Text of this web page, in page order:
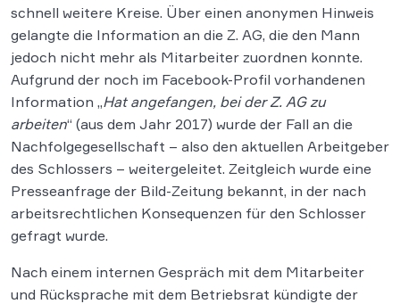
schnell weitere Kreise. Über einen anonymen Hinweis
gelangte die Information an die Z. AG, die den Mann
jedoch nicht mehr als Mitarbeiter zuordnen konnte.
Aufgrund der noch im Facebook-Profil vorhandenen
Information „Hat angefangen, bei der Z. AG zu
arbeiten“ (aus dem Jahr 2017) wurde der Fall an die
Nachfolgegesellschaft – also den aktuellen Arbeitgeber
des Schlossers – weitergeleitet. Zeitgleich wurde eine
Presseanfrage der Bild-Zeitung bekannt, in der nach
arbeitsrechtlichen Konsequenzen für den Schlosser
gefragt wurde.
Nach einem internen Gespräch mit dem Mitarbeiter
und Rücksprache mit dem Betriebsrat kündigte der